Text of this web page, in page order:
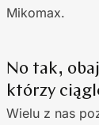
Mikomax.
No tak,
którzy
Wielu z nas